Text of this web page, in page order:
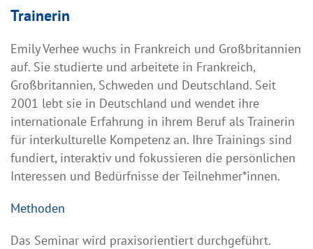
Trainerin
Emily Verhee wuchs in Frankreich und Großbritannien
auf. Sie studierte und arbeitete in Frankreich,
Großbritannien, Schweden und Deutschland. Seit
2001 lebt sie in Deutschland und wendet ihre
internationale Erfahrung in ihrem Beruf als Trainerin
für interkulturelle Kompetenz an. IhreTrainings sind
fundiert, interaktiv und fokussieren die persönlichen
Interessen und Bedürfnisse der Teilnehmer*innen.
Methoden
Das Seminar wird praxisorientiert durchgeführt.